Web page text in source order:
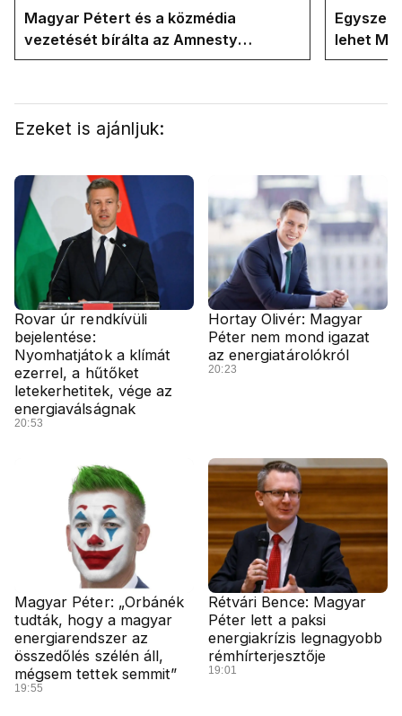
Magyar Pétert és a közmédia
vezetését bírálta az Amnesty
International a Klubrádióban
lehet
Ezeket is ajánljuk:
Rovar úr rendkívüli
bejelentése:
Nyomhatjátok a klímát
ezerrel, a hűtőket
letekerhetitek, vége az
energiaválságnak
20:53
Hortay Olivér: Magyar
Péter nem mond igazat
az energiatárolókról
20:23
Magyar Péter: „Orbánék
tudták, hogy a magyar
energiarendszer az
összedőlés szélén áll,
mégsem tettek semmit”
19:55
Rétvári Bence: Magyar
Péter lett a paksi
energiakrízis legnagyobb
rémhírterjesztője
19:01